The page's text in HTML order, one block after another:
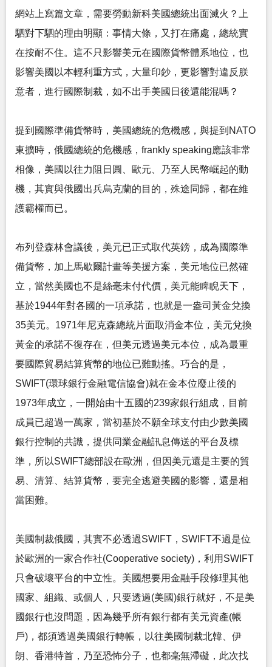
網站上寫篇文章，需要勞動新科美國總統出面滅火？上
駟對下駟的理由明顯：事情大條，又打在痛處，總統實
在按耐不住。這不只影響美元在國際貨幣體系地位，也
影響美國以本輕利重方式，大量印鈔，更影響對違反朕
意者，進行國際制裁，如不出手美國日後還能混嗎？
提到國際準備貨幣時，美國總統的危機感，與提到NATO
東擴時，俄國總統的危機感，frankly speaking應該非常
相像，美國以往力阻日圓、歐元、乃至人民幣崛起的動
機，其實與俄國出兵烏克蘭的目的，殊途同歸，都在維
護霸權而已。
布列登森林會議後，美元已正式取代英鎊，成為國際準
備貨幣，加上馬歇爾計畫等美援方案，美元地位已然確
立，當然美國也不是絲毫未付代價，美元能睥睨天下，
基於1944年對各國的一項承諾，也就是一盎司黃金兌換
35美元。1971年尼克森總統片面取消金本位，美元兌換
黃金的承諾不復存在，但美元透過美元本位，成為最重
要國際貿易結算貨幣的地位已難動搖。巧合的是，
SWIFT(環球銀行金融電信協會)就在金本位廢止後的
1973年成立，一開始由十五國的239家銀行組成，目前
成員已超過一萬家，當初基於不願全球支付由少數美國
銀行控制的共識，提供同業金融訊息傳送的平台及標
準，所以SWIFT總部設在歐洲，但因美元還是主要的貿
易、清算、結算貨幣，要完全逃避美國的影響，還是相
當困難。
美國制裁俄國，其實不必透過SWIFT，SWIFT不過是位
於歐洲的一家合作社(Cooperative society)，利用SWIFT
只會破壞平台的中立性。美國想要用金融手段修理其他
國家、組織、或個人，只要透過(美國)銀行就好，不是美
國銀行也沒問題，因為幾乎所有銀行都有美元資產(帳
戶)，都須透過美國銀行轉帳，以往美國制裁北韓、伊
朗、香港特首，乃至恐怖分子，也都毫無滯礙，此次找